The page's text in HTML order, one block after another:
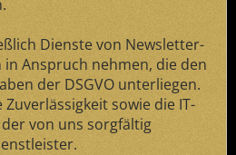
Dienste von Newsletter-
Anspruch nehmen, die den
der DSGVO unterliegen.
sowie die IT-
von uns sorgfältig